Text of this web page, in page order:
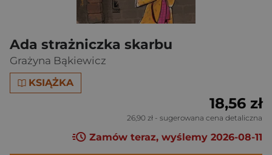
Ada strażniczka skarbu
Grażyna Bąkiewicz
KSIĄŻKA
18,56 zł
26,90 zł - sugerowana cena detaliczna
Zamów teraz, wyślemy 2026-08-11